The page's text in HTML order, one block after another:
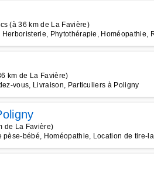
(à 36 km de La Favière)
Phytothérapie, Homéopathie,
km de La Favière)
vous, Livraison, Particuliers à Poligny
de La Favière)
pèse-bébé, Homéopathie, Location de tire-